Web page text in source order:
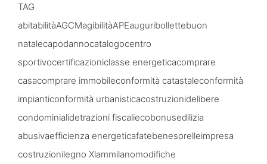
TAG
abitabilitàAGCMagibilitàAPEauguribollettebuon
natalecapodannocatalogocentro
sportivocertificazioniclasse energeticacomprare
casacomprare immobileconformità catastaleconformità
impianticonformità urbanisticacostruzionidelibere
condominialidetrazioni fiscaliecobonusedilizia
abusivaefficienza energeticafatebenesorelleimpresa
costruzionilegno Xlammilanomodifiche